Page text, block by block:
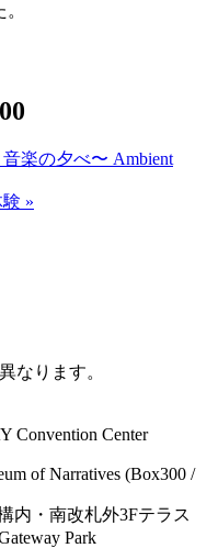
楽の夕べ〜 Ambient
»
なります。
Convention Center
of Narratives (Box300 /
内・南改札外3Fテラス
Park